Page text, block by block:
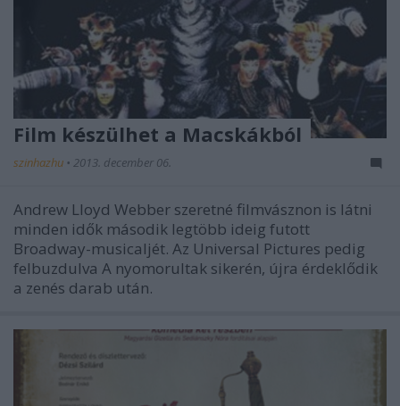
Film készülhet a Macskákból
szinhazhu • 2013. december 06.
Andrew Lloyd Webber szeretné filmvásznon is látni
minden idők második legtöbb ideig futott
Broadway-musicaljét. Az Universal Pictures pedig
felbuzdulva A nyomorultak sikerén, újra érdeklődik
a zenés darab után.